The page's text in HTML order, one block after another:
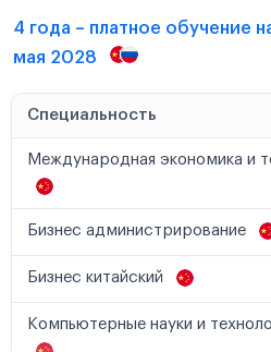
4 года – платное обучение
мая 2028
Специальность
Международная экономика и
Бизнес администрирование
Бизнес китайский
Компьютерные науки и